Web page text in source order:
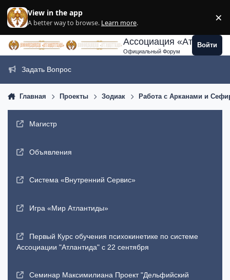
View in the app
A better way to browse. Learn more. ×
Ассоциация
Официальный Форум
Войти
Задать Вопрос
Главная Проекты Зодиак Работа с Арканами и
Магистр
Объявления
Система «Внутренний Сервис»
Игра «Мир Атлантиды»
Первый Курс обучения психокинетике по системе
Ассоциации "Атлантида" с 22 сентября
Семинар Максимилиана Проект "Дельфийский